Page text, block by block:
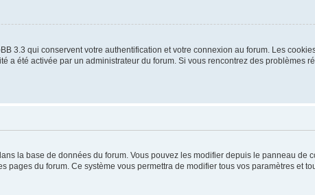
3.3 qui conservent votre authentification et votre connexion au forum. Les
a été activée par un administrateur du forum. Si vous rencontrez des problèmes
la base de données du forum. Vous pouvez les modifier depuis le panneau de
pages du forum. Ce système vous permettra de modifier tous vos paramètres et